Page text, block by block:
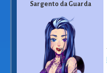
Sargento da Guarda